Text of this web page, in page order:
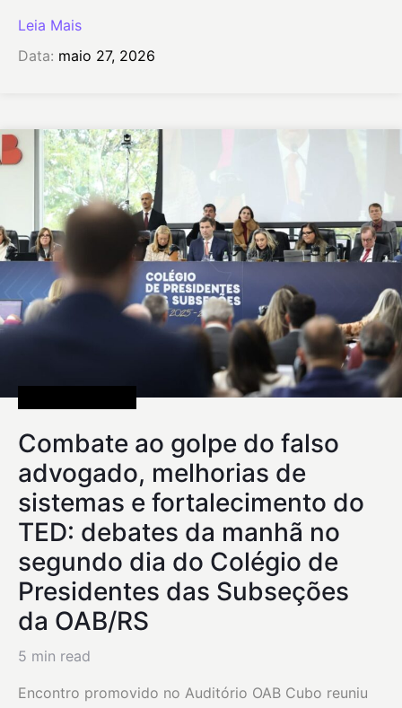
Leia Mais
Data: maio 27, 2026
Combate ao golpe do falso
advogado, melhorias de
sistemas e fortalecimento do
TED: debates da manhã no
segundo dia do Colégio de
Presidentes das Subseções
da OAB/RS
5 min read
Encontro promovido no Auditório OAB Cubo reuniu